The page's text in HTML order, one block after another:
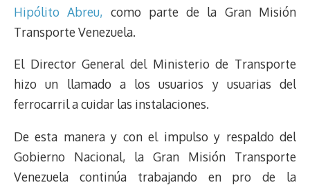
Hipólito Abreu, como parte de la Gran Misión
Transporte Venezuela.
El Director General del Ministerio de Transporte
hizo un llamado a los usuarios y usuarias del
ferrocarril a cuidar las instalaciones.
De esta manera y con el impulso y respaldo del
Gobierno Nacional, la Gran Misión Transporte
Venezuela continúa trabajando en pro de la